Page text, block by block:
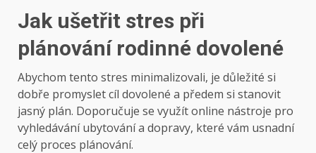
Jak ušetřit stres při
plánování rodinné dovolené
Abychom tento stres minimalizovali, je důležité si
dobře promyslet cíl dovolené a předem si stanovit
jasný plán. Doporučuje se využít online nástroje pro
vyhledávání ubytování a dopravy, které vám usnadní
celý proces plánování.